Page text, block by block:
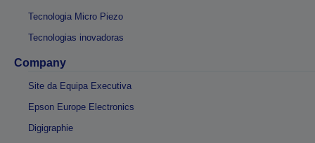
Tecnologia Micro Piezo
Tecnologias inovadoras
Company
Site da Equipa Executiva
Epson Europe Electronics
Digigraphie